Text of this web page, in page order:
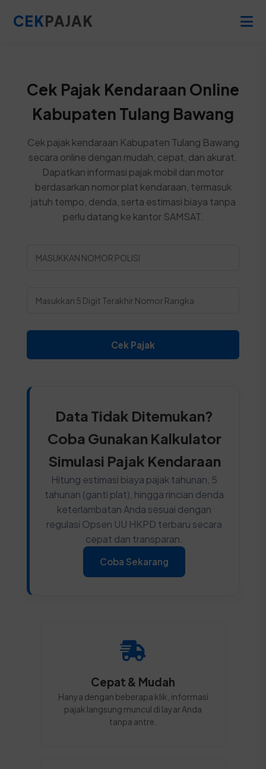
CEKPAJAK
Cek Pajak Kendaraan Online
Kabupaten Tulang Bawang
Cek pajak kendaraan Kabupaten Tulang Bawang
secara online dengan mudah, cepat, dan akurat.
Dapatkan informasi pajak mobil dan motor
berdasarkan nomor plat kendaraan, termasuk
jatuh tempo, denda, serta estimasi biaya tanpa
perlu datang ke kantor SAMSAT.
Cek Pajak
Data Tidak Ditemukan?
Coba Gunakan Kalkulator
Simulasi Pajak Kendaraan
Hitung estimasi biaya pajak tahunan, 5
tahunan (ganti plat), hingga rincian denda
keterlambatan Anda sesuai dengan
regulasi Opsen UU HKPD terbaru secara
cepat dan transparan.
Coba Sekarang
Cepat & Mudah
Hanya dengan beberapa klik, informasi
pajak langsung muncul di layar Anda
tanpa antre.